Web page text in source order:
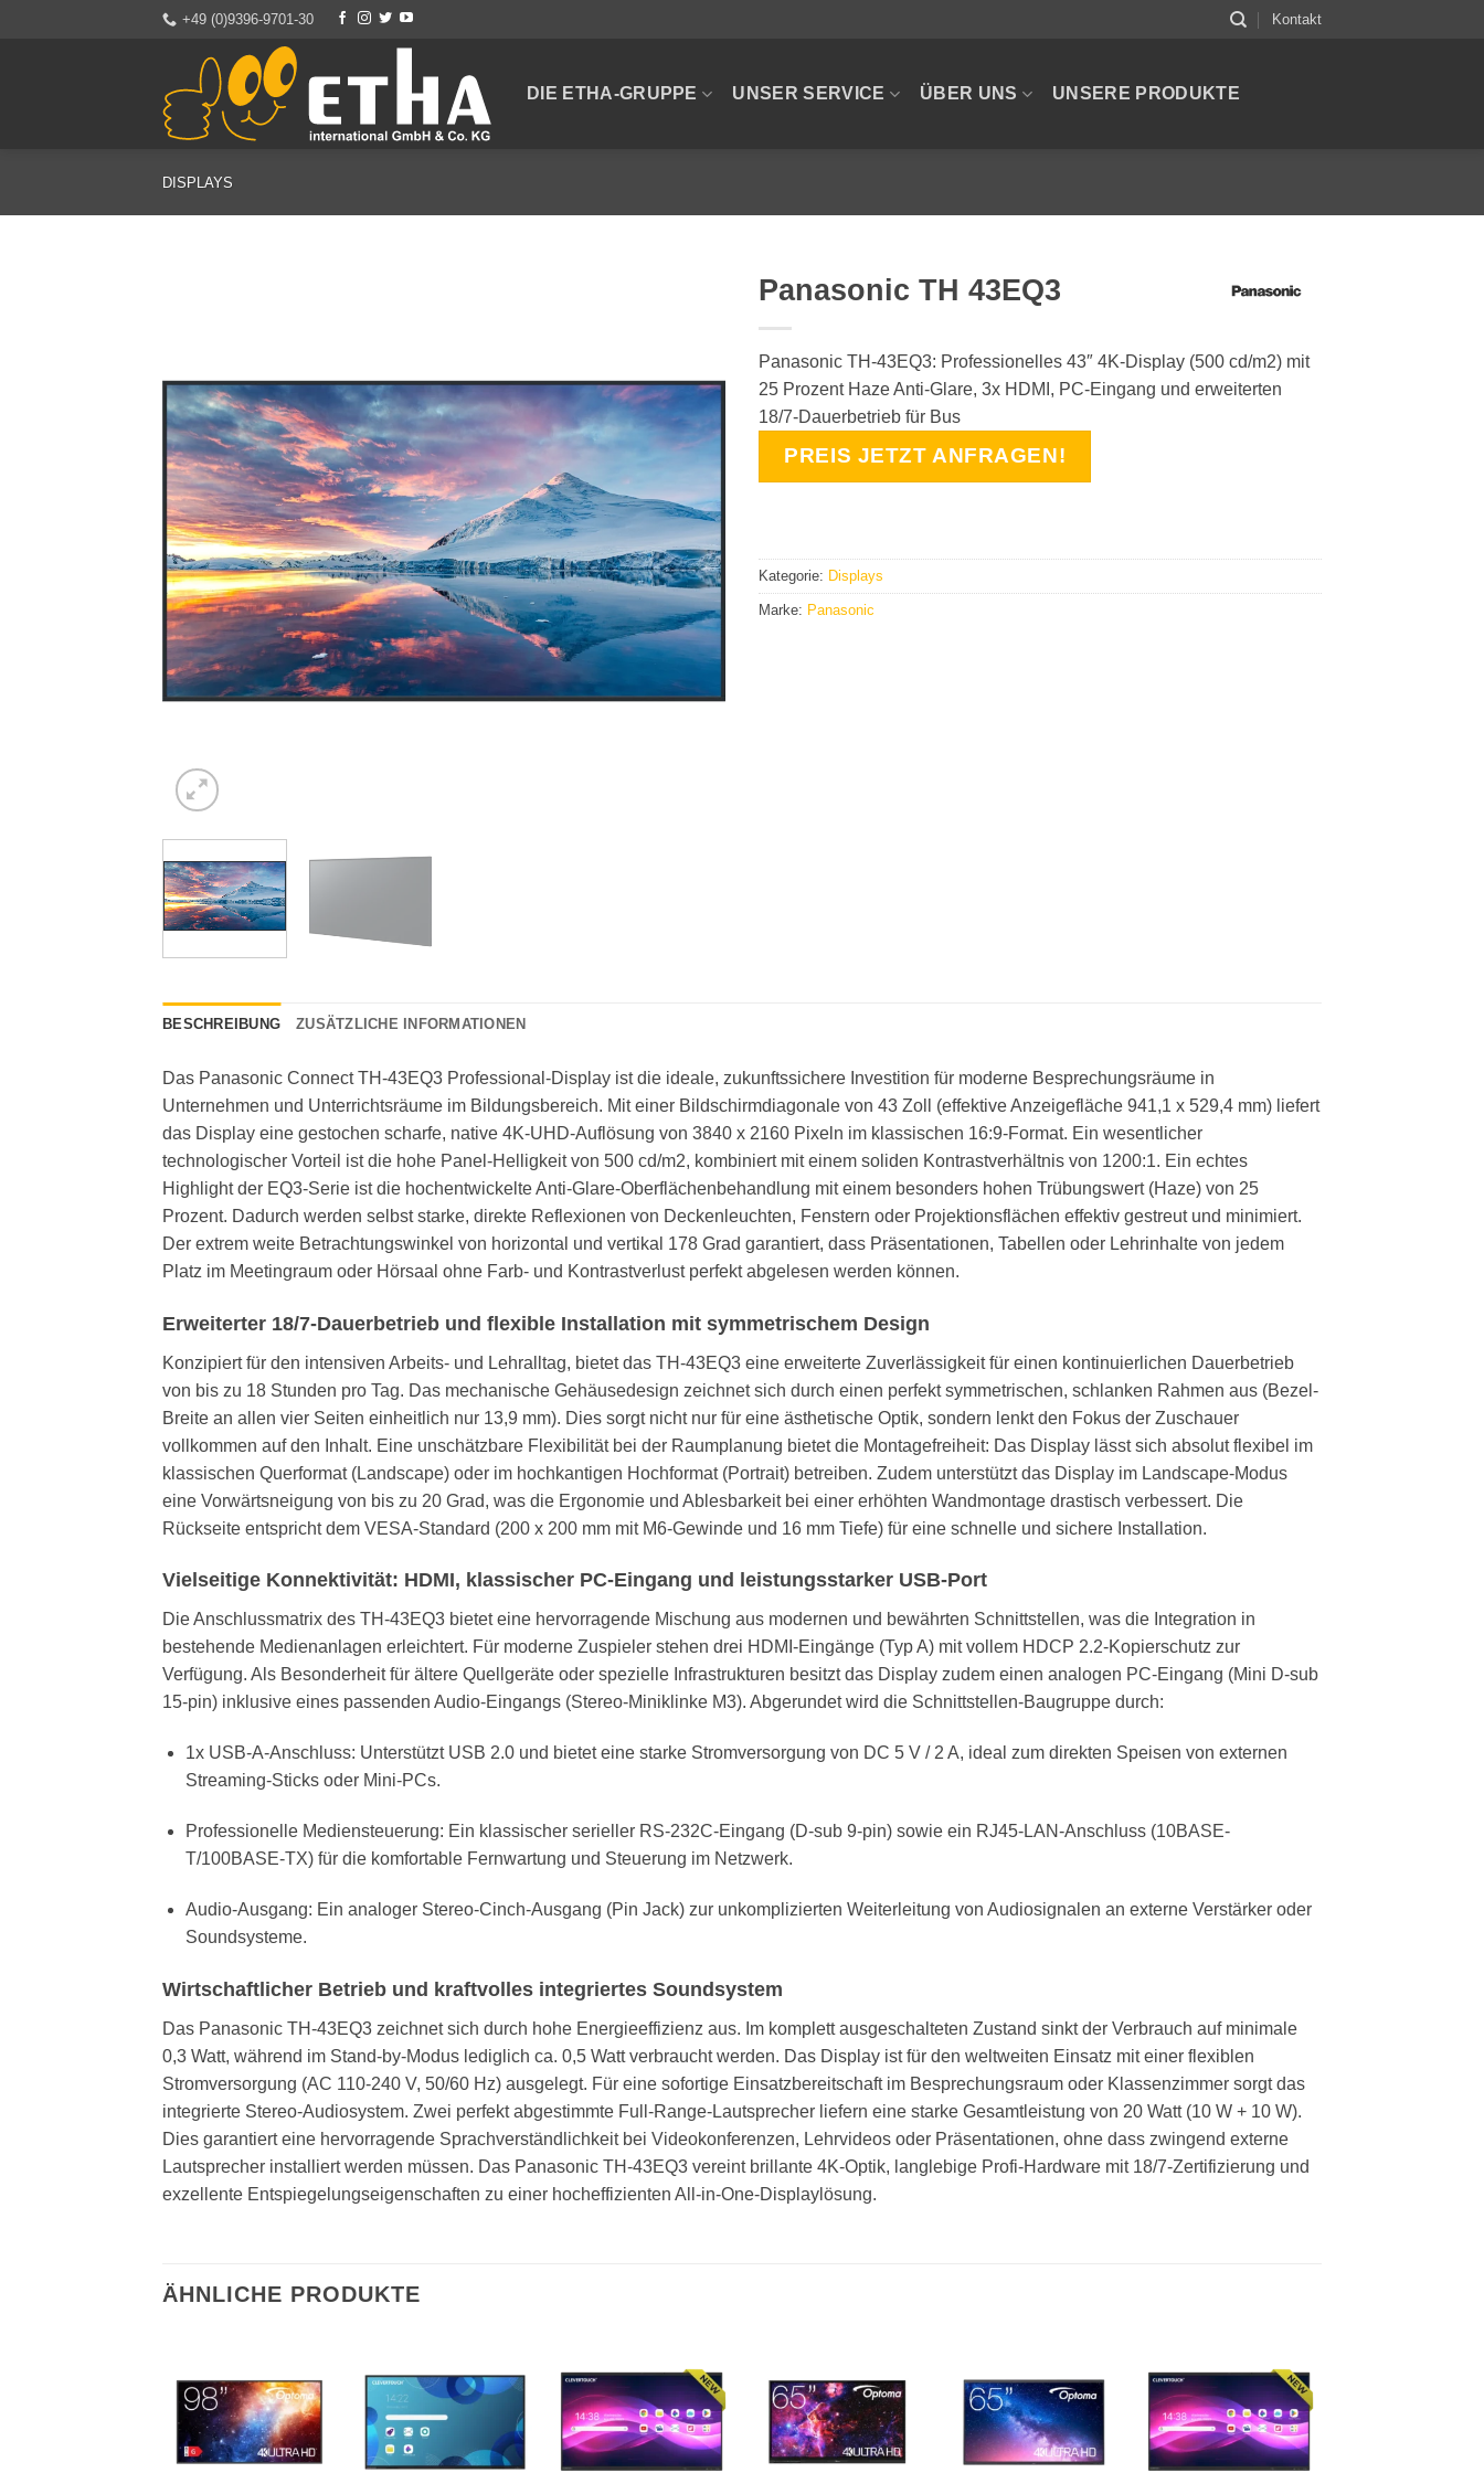
+49 (0)9396-9701-30 Kontakt
DIE ETHA-GRUPPE UNSER SERVICE ÜBER UNS UNSERE PRODUKTE
DISPLAYS
Panasonic TH 43EQ3
Panasonic TH-43EQ3: Professionelles 43″ 4K-Display (500 cd/m2) mit
25 Prozent Haze Anti-Glare, 3x HDMI, PC-Eingang und erweiterten
18/7-Dauerbetrieb für Bus
PREIS JETZT ANFRAGEN!
Kategorie: Displays
Marke: Panasonic
BESCHREIBUNG ZUSÄTZLICHE INFORMATIONEN
Das Panasonic Connect TH-43EQ3 Professional-Display ist die ideale, zukunftssichere Investition für moderne Besprechungsräume in
Unternehmen und Unterrichtsräume im Bildungsbereich. Mit einer Bildschirmdiagonale von 43 Zoll (effektive Anzeigefläche 941,1 x 529,4 mm) liefert
das Display eine gestochen scharfe, native 4K-UHD-Auflösung von 3840 x 2160 Pixeln im klassischen 16:9-Format. Ein wesentlicher
technologischer Vorteil ist die hohe Panel-Helligkeit von 500 cd/m2, kombiniert mit einem soliden Kontrastverhältnis von 1200:1. Ein echtes
Highlight der EQ3-Serie ist die hochentwickelte Anti-Glare-Oberflächenbehandlung mit einem besonders hohen Trübungswert (Haze) von 25
Prozent. Dadurch werden selbst starke, direkte Reflexionen von Deckenleuchten, Fenstern oder Projektionsflächen effektiv gestreut und minimiert.
Der extrem weite Betrachtungswinkel von horizontal und vertikal 178 Grad garantiert, dass Präsentationen, Tabellen oder Lehrinhalte von jedem
Platz im Meetingraum oder Hörsaal ohne Farb- und Kontrastverlust perfekt abgelesen werden können.
Erweiterter 18/7-Dauerbetrieb und flexible Installation mit symmetrischem Design
Konzipiert für den intensiven Arbeits- und Lehralltag, bietet das TH-43EQ3 eine erweiterte Zuverlässigkeit für einen kontinuierlichen Dauerbetrieb
von bis zu 18 Stunden pro Tag. Das mechanische Gehäusedesign zeichnet sich durch einen perfekt symmetrischen, schlanken Rahmen aus (Bezel-
Breite an allen vier Seiten einheitlich nur 13,9 mm). Dies sorgt nicht nur für eine ästhetische Optik, sondern lenkt den Fokus der Zuschauer
vollkommen auf den Inhalt. Eine unschätzbare Flexibilität bei der Raumplanung bietet die Montagefreiheit: Das Display lässt sich absolut flexibel im
klassischen Querformat (Landscape) oder im hochkantigen Hochformat (Portrait) betreiben. Zudem unterstützt das Display im Landscape-Modus
eine Vorwärtsneigung von bis zu 20 Grad, was die Ergonomie und Ablesbarkeit bei einer erhöhten Wandmontage drastisch verbessert. Die
Rückseite entspricht dem VESA-Standard (200 x 200 mm mit M6-Gewinde und 16 mm Tiefe) für eine schnelle und sichere Installation.
Vielseitige Konnektivität: HDMI, klassischer PC-Eingang und leistungsstarker USB-Port
Die Anschlussmatrix des TH-43EQ3 bietet eine hervorragende Mischung aus modernen und bewährten Schnittstellen, was die Integration in
bestehende Medienanlagen erleichtert. Für moderne Zuspieler stehen drei HDMI-Eingänge (Typ A) mit vollem HDCP 2.2-Kopierschutz zur
Verfügung. Als Besonderheit für ältere Quellgeräte oder spezielle Infrastrukturen besitzt das Display zudem einen analogen PC-Eingang (Mini D-sub
15-pin) inklusive eines passenden Audio-Eingangs (Stereo-Miniklinke M3). Abgerundet wird die Schnittstellen-Baugruppe durch:
1x USB-A-Anschluss: Unterstützt USB 2.0 und bietet eine starke Stromversorgung von DC 5 V / 2 A, ideal zum direkten Speisen von externen
Streaming-Sticks oder Mini-PCs.
Professionelle Mediensteuerung: Ein klassischer serieller RS-232C-Eingang (D-sub 9-pin) sowie ein RJ45-LAN-Anschluss (10BASE-
T/100BASE-TX) für die komfortable Fernwartung und Steuerung im Netzwerk.
Audio-Ausgang: Ein analoger Stereo-Cinch-Ausgang (Pin Jack) zur unkomplizierten Weiterleitung von Audiosignalen an externe Verstärker oder
Soundsysteme.
Wirtschaftlicher Betrieb und kraftvolles integriertes Soundsystem
Das Panasonic TH-43EQ3 zeichnet sich durch hohe Energieeffizienz aus. Im komplett ausgeschalteten Zustand sinkt der Verbrauch auf minimale
0,3 Watt, während im Stand-by-Modus lediglich ca. 0,5 Watt verbraucht werden. Das Display ist für den weltweiten Einsatz mit einer flexiblen
Stromversorgung (AC 110-240 V, 50/60 Hz) ausgelegt. Für eine sofortige Einsatzbereitschaft im Besprechungsraum oder Klassenzimmer sorgt das
integrierte Stereo-Audiosystem. Zwei perfekt abgestimmte Full-Range-Lautsprecher liefern eine starke Gesamtleistung von 20 Watt (10 W + 10 W).
Dies garantiert eine hervorragende Sprachverständlichkeit bei Videokonferenzen, Lehrvideos oder Präsentationen, ohne dass zwingend externe
Lautsprecher installiert werden müssen. Das Panasonic TH-43EQ3 vereint brillante 4K-Optik, langlebige Profi-Hardware mit 18/7-Zertifizierung und
exzellente Entspiegelungseigenschaften zu einer hocheffizienten All-in-One-Displaylösung.
ÄHNLICHE PRODUKTE